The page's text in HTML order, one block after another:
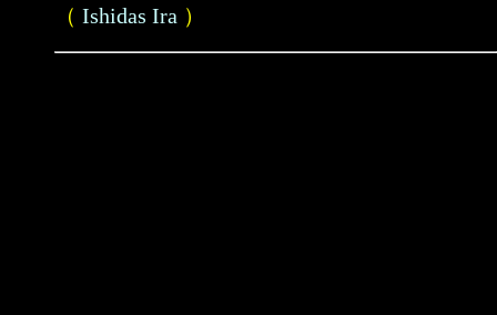
（ Ishidas Ira ）